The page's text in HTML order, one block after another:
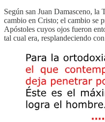
Según san Juan Damasceno,
cambio en Cristo; el cambio se
Apóstoles cuyos ojos fueron
tal cual era, resplandeciendo